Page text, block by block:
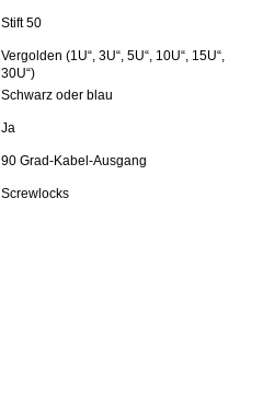
Stift 50
Vergolden (1U“, 3U“, 5U“, 10U“, 15U“,
30U“)
Schwarz oder blau
Ja
90 Grad-Kabel-Ausgang
Screwlocks